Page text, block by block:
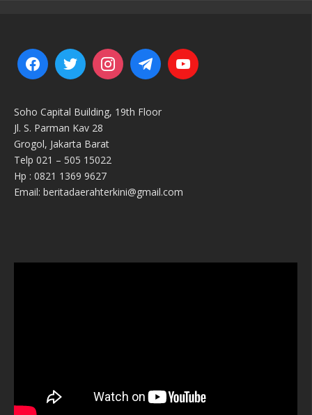
Soho Capital Building, 19th Floor
Jl. S. Parman Kav 28
Grogol, Jakarta Barat
Telp 021 – 505 15022
Hp : 0821 1369 9627
Email: beritadaerahterkini@gmail.com